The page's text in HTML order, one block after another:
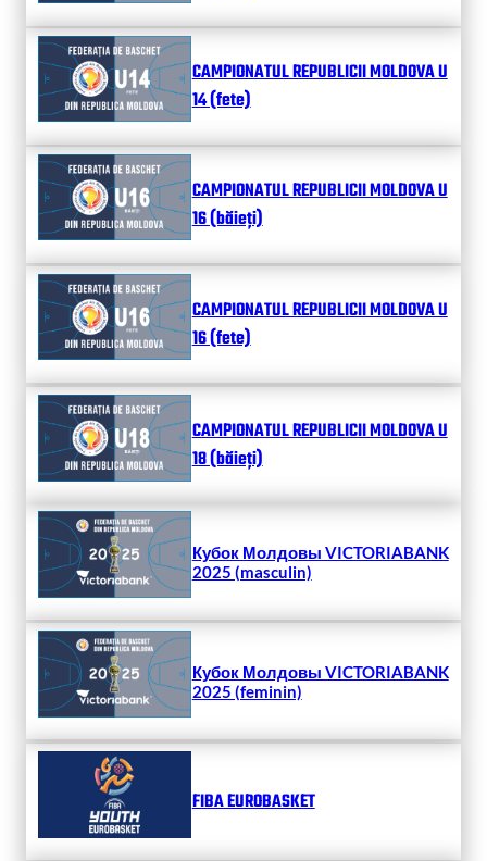
CAMPIONATUL REPUBLICII MOLDOVA U
14 (fete)
CAMPIONATUL REPUBLICII MOLDOVA U
16 (băieți)
CAMPIONATUL REPUBLICII MOLDOVA U
16 (fete)
CAMPIONATUL REPUBLICII MOLDOVA U
18 (băieți)
Кубок Молдовы VICTORIABANK
2025 (masculin)
Кубок Молдовы VICTORIABANK
2025 (feminin)
FIBA EUROBASKET